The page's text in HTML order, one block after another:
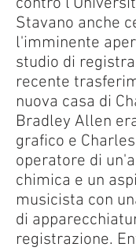
Stavano anche
l'imminente
studio di
recente
nuova casa di
Bradley Allen
grafico e
operatore di
chimica e un
musicista con
di
registrazione.